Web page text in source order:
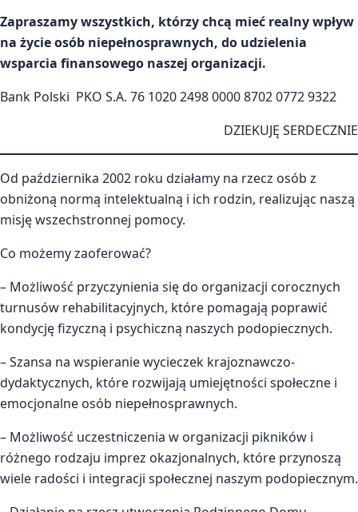
Zapraszamy wszystkich, którzy chcą mieć realny wpływ
na życie osób niepełnosprawnych, do udzielenia
wsparcia finansowego naszej organizacji.
Bank Polski PKO S.A. 76 1020 2498 0000 8702 0772 9322
DZIEKUJĘ SERDECZNIE
Od października 2002 roku działamy na rzecz osób z
obniżoną normą intelektualną i ich rodzin, realizując naszą
misję wszechstronnej pomocy.
Co możemy zaoferować?
– Możliwość przyczynienia się do organizacji corocznych
turnusów rehabilitacyjnych, które pomagają poprawić
kondycję fizyczną i psychiczną naszych podopiecznych.
– Szansa na wspieranie wycieczek krajoznawczo-
dydaktycznych, które rozwijają umiejętności społeczne i
emocjonalne osób niepełnosprawnych.
– Możliwość uczestniczenia w organizacji pikników i
różnego rodzaju imprez okazjonalnych, które przynoszą
wiele radości i integracji społecznej naszym podopiecznym.